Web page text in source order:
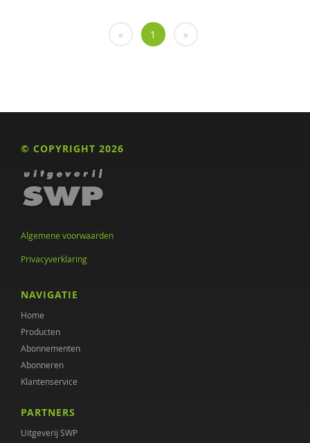
Ewout Openneer
Bert-Jan Roosenschoon
Nina Sitskoorn
Liza Sonneveld
Gerben Valk
Els Van De Sompel
Geert van der Laan
Esther Veen
« 1 »
© COPYRIGHT 2026
Algemene voorwaarden
Privacyverklaring
NAVIGATIE
Home
Producten
Abonnementen
Abonneren
Klantenservice
PARTNERS
Uitgeverij SWP